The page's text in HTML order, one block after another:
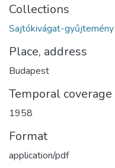
Collections
Sajtókivágat-gyűjtemény
Place, address
Budapest
Temporal coverage
1958
Format
application/pdf